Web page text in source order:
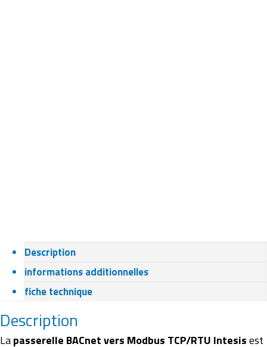
Description
informations additionnelles
fiche technique
Description
Lapasserelle BACnet vers Modbus TCP/RTU Intesisest